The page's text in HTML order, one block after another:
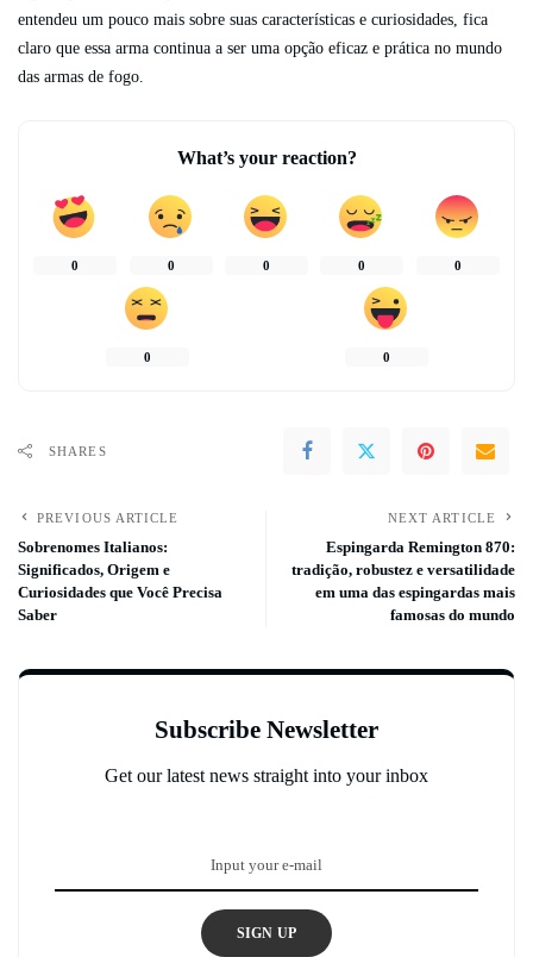
entendeu um pouco mais sobre suas características e curiosidades, fica
claro que essa arma continua a ser uma opção eficaz e prática no mundo
das armas de fogo.
What’s your reaction?
0 0 0 0 0
0 0
SHARES
PREVIOUS ARTICLE
Sobrenomes Italianos:
Significados, Origem e
Curiosidades que Você Precisa
Saber
NEXT ARTICLE
Espingarda Remington 870:
tradição, robustez e versatilidade
em uma das espingardas mais
famosas do mundo
Subscribe Newsletter
Get our latest news straight into your inbox
SIGN UP